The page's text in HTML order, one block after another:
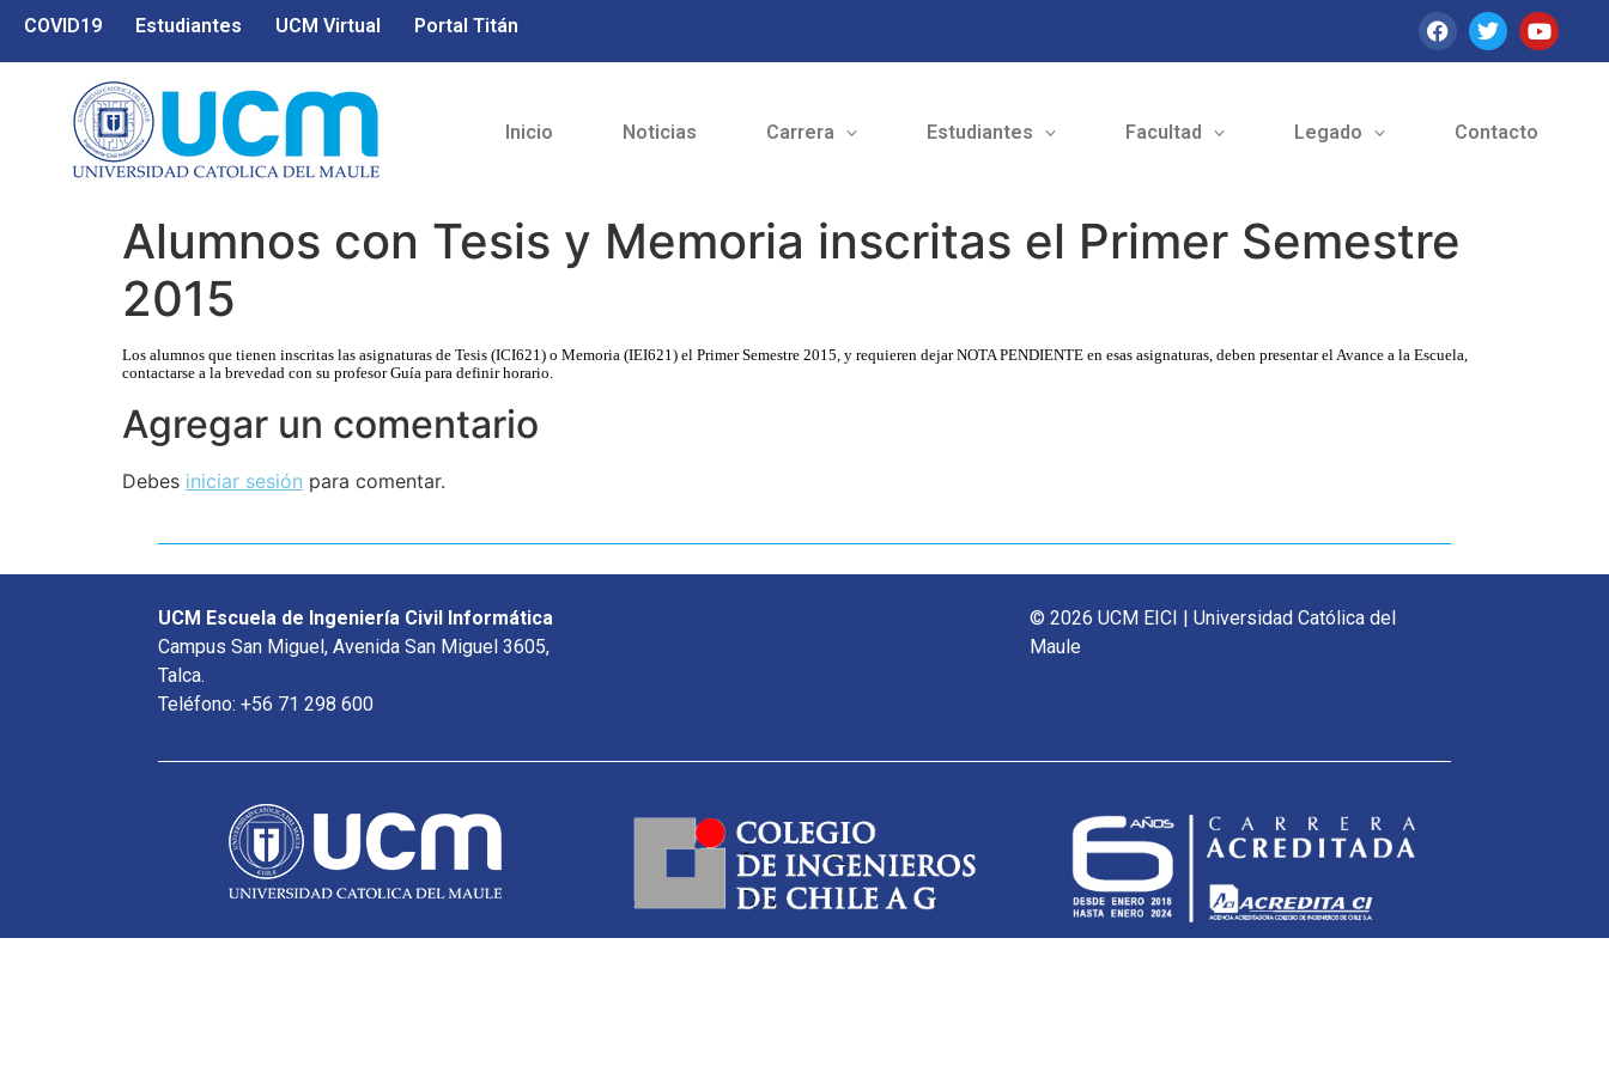
COVID19 Estudiantes UCM Virtual Portal Titán
Inicio Noticias Carrera Estudiantes Facultad Legado Contacto
Alumnos con Tesis y Memoria inscritas el Primer Semestre
2015
Los alumnos que tienen inscritas las asignaturas de Tesis (ICI621) o Memoria (IEI621) el Primer Semestre 2015, y requieren dejar NOTA PENDIENTE en esas asignaturas, deben presentar el Avance a la Escuela,
contactarse a la brevedad con su profesor Guía para definir horario.
Agregar un comentario
Debes iniciar sesión para comentar.
UCM Escuela de Ingeniería Civil Informática
Campus San Miguel, Avenida San Miguel 3605,
Talca.
Teléfono: +56 71 298 600
© 2026 UCM EICI | Universidad Católica del
Maule